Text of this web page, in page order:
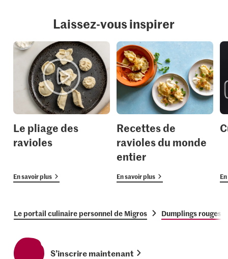
Laissez-vous inspirer
Le pliage des
ravioles
En savoir plus
Recettes de
ravioles du monde
entier
En savoir plus
Le portail culinaire personnel de Migros Dumplings rouges
S’inscrire maintenant